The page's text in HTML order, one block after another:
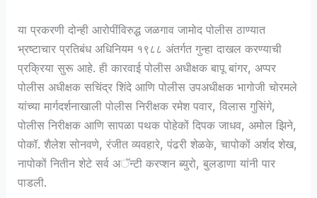
या प्रकरणी दोन्ही आरोपींविरुद्ध जळगाव जामोद पोलीस ठाण्यात
भ्रष्टाचार प्रतिबंध अधिनियम १९८८ अंतर्गत गुन्हा दाखल करण्याची
प्रक्रिया सुरू आहे. ही कारवाई पोलीस अधीक्षक बापू बांगर, अप्पर
पोलीस अधीक्षक सचिंद्र शिंदे आणि पोलीस उपअधीक्षक भागोजी चोरमले
यांच्या मार्गदर्शनाखाली पोलीस निरीक्षक रमेश पवार, विलास गुसिंगे,
पोलीस निरीक्षक आणि सापळा पथक पोहेकों दिपक जाधव, अमोल झिने,
पोकॉ. शैलेश सोनवणे, रंजीत व्यवहारे, पंढरी शेळके, चापोकों अर्शद शेख,
नापोकों नितीन शेटे सर्व अॅन्टी करप्शन ब्युरो, बुलडाणा यांनी पार
पाडली.